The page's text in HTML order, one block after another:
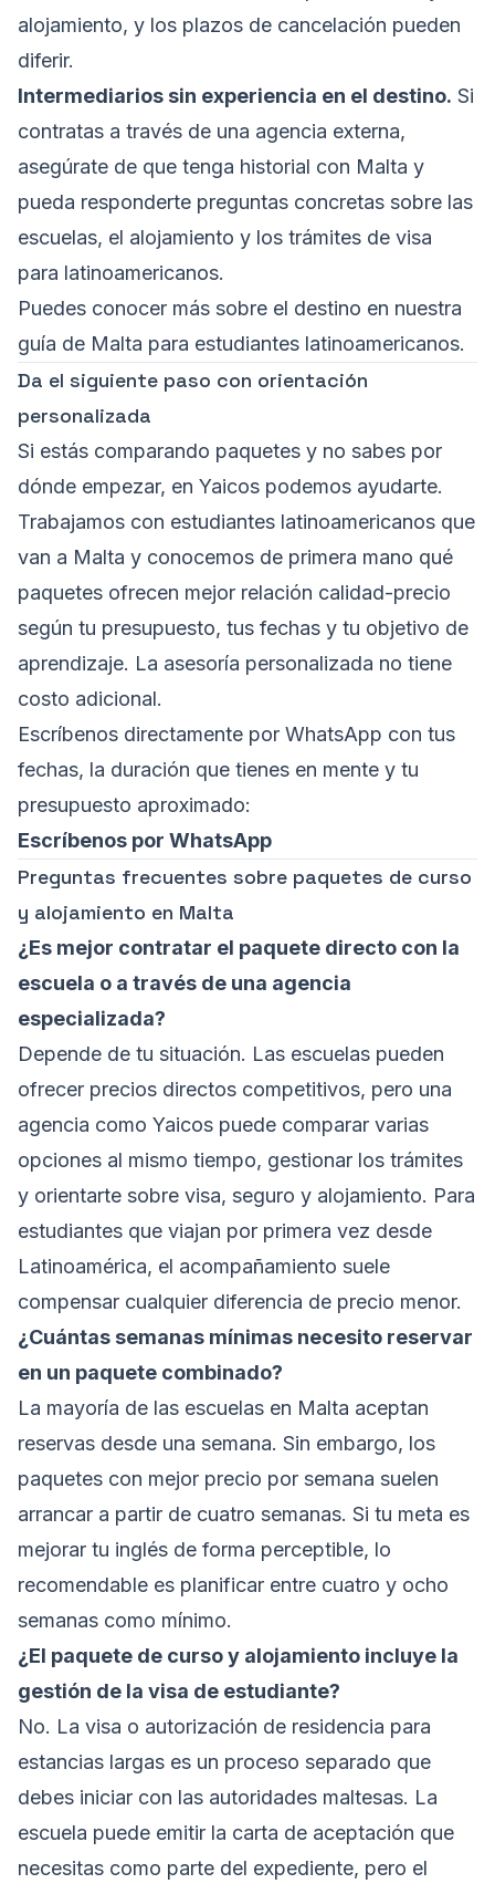
alojamiento, y los plazos de cancelación pueden
diferir.
Intermediarios sin experiencia en el destino. Si
contratas a través de una agencia externa,
asegúrate de que tenga historial con Malta y
pueda responderte preguntas concretas sobre las
escuelas, el alojamiento y los trámites de visa
para latinoamericanos.
Puedes conocer más sobre el destino en nuestra
guía de Malta para estudiantes latinoamericanos.
Da el siguiente paso con orientación
personalizada
Si estás comparando paquetes y no sabes por
dónde empezar, en Yaicos podemos ayudarte.
Trabajamos con estudiantes latinoamericanos que
van a Malta y conocemos de primera mano qué
paquetes ofrecen mejor relación calidad-precio
según tu presupuesto, tus fechas y tu objetivo de
aprendizaje. La asesoría personalizada no tiene
costo adicional.
Escríbenos directamente por WhatsApp con tus
fechas, la duración que tienes en mente y tu
presupuesto aproximado:
Escríbenos por WhatsApp
Preguntas frecuentes sobre paquetes de curso
y alojamiento en Malta
¿Es mejor contratar el paquete directo con la
escuela o a través de una agencia
especializada?
Depende de tu situación. Las escuelas pueden
ofrecer precios directos competitivos, pero una
agencia como Yaicos puede comparar varias
opciones al mismo tiempo, gestionar los trámites
y orientarte sobre visa, seguro y alojamiento. Para
estudiantes que viajan por primera vez desde
Latinoamérica, el acompañamiento suele
compensar cualquier diferencia de precio menor.
¿Cuántas semanas mínimas necesito reservar
en un paquete combinado?
La mayoría de las escuelas en Malta aceptan
reservas desde una semana. Sin embargo, los
paquetes con mejor precio por semana suelen
arrancar a partir de cuatro semanas. Si tu meta es
mejorar tu inglés de forma perceptible, lo
recomendable es planificar entre cuatro y ocho
semanas como mínimo.
¿El paquete de curso y alojamiento incluye la
gestión de la visa de estudiante?
No. La visa o autorización de residencia para
estancias largas es un proceso separado que
debes iniciar con las autoridades maltesas. La
escuela puede emitir la carta de aceptación que
necesitas como parte del expediente, pero el